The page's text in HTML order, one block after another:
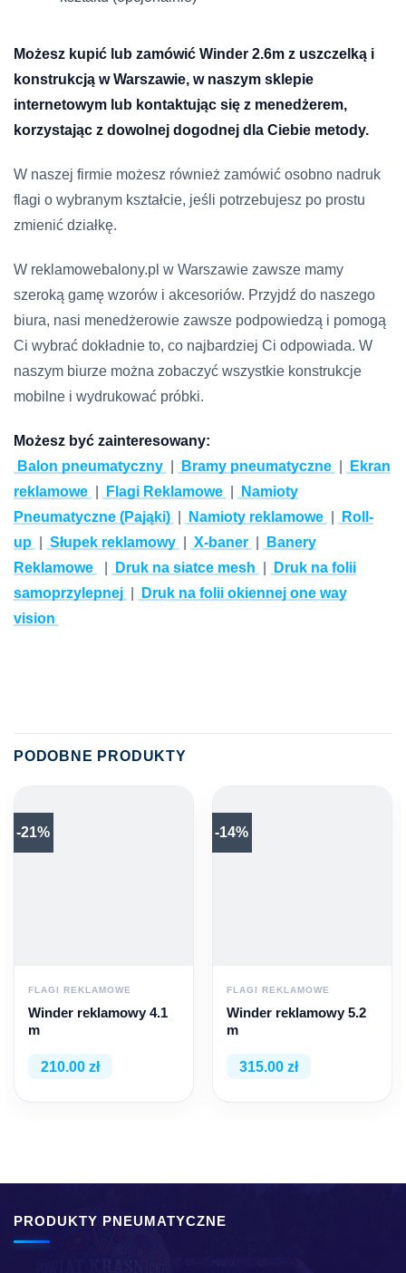
Możesz kupić lub zamówić Winder 2.6m z uszczelką i
konstrukcją w Warszawie, w naszym sklepie
internetowym lub kontaktując się z menedżerem,
korzystając z dowolnej dogodnej dla Ciebie metody.
W naszej firmie możesz również zamówić osobno nadruk
flagi o wybranym kształcie, jeśli potrzebujesz po prostu
zmienić działkę.
W reklamowebalony.pl w Warszawie zawsze mamy
szeroką gamę wzorów i akcesoriów. Przyjdź do naszego
biura, nasi menedżerowie zawsze podpowiedzą i pomogą
Ci wybrać dokładnie to, co najbardziej Ci odpowiada. W
naszym biurze można zobaczyć wszystkie konstrukcje
mobilne i wydrukować próbki.
Możesz być zainteresowany:
Balon pneumatyczny
Bramy pneumatyczne
Ekran
reklamowe
Flagi Reklamowe
Namioty
Pneumatyczne (Pająki)
Namioty reklamowe
Roll-
up
Słupek reklamowy X-baner
Banery
Reklamowe
Druk na siatce mesh
Druk na folii
samoprzylepnej
Druk na folii okiennej one way
vision
PODOBNE PRODUKTY
-21%
FLAGI REKLAMOWE
Winder reklamowy 4.1
m
210.00 zł
-14%
FLAGI REKLAMOWE
Winder reklamowy 5.2
m
315.00 zł
PRODUKTY PNEUMATYCZNE